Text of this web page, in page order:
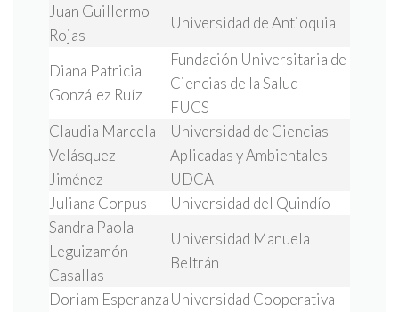
Juan Guillermo
Rojas
Universidad de Antioquia
Diana Patricia
González Ruíz
Fundación Universitaria de
Ciencias de la Salud –
FUCS
Claudia Marcela
Velásquez
Jiménez
Universidad de Ciencias
Aplicadas y Ambientales –
UDCA
Juliana Corpus
Universidad del Quindío
Sandra Paola
Leguizamón
Casallas
Universidad Manuela
Beltrán
Doriam EsperanzaUniversidad Cooperativa